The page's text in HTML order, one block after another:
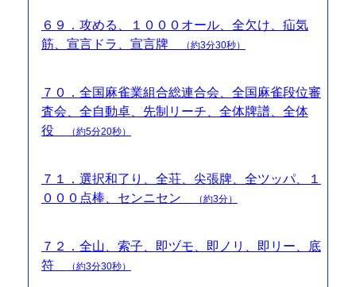
６９．攻める、１０００オール、全欠け、疝気
筋、宣言ドラ、宣言牌
（約3分30秒）
７０．全国麻雀業組合総連合会、全国麻雀段位審
査会、全自動卓、先制リーチ、全体牌譜、全体
役
（約5分20秒）
７１．選択和了り、全荘、尖張牌、全ツッパ、１
０００点棒、センニセン
（約3分）
７２．全山、索子、即ヅモ、即ノリ、即リー、底
符
（約3分30秒）